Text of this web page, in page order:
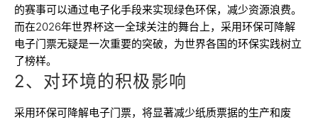
的赛事可以通过电子化手段来实现绿色环保，减少资源浪费。
而在2026年世界杯这一全球关注的舞台上，采用环保可降解
电子门票无疑是一次重要的突破，为世界各国的环保实践树立
了榜样。
2、对环境的积极影响
采用环保可降解电子门票，将显著减少纸质票据的生产和废